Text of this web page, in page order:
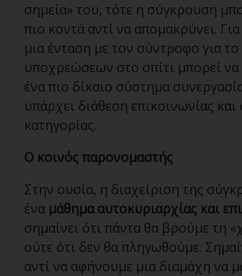
σημεία» του, τότε η σύγκρουση
πιο κοντά αντί να απομακρύνει.
μια ένταση με τον σύντροφο για
υποχρεώσεων στο σπίτι μπορεί να
ένα πιο δίκαιο σύστημα
υπάρχει διάθεση επικοινωνίας
κατηγορίας.
Ο κοινός παρονομαστής
Στην ουσία, η διαχείριση της
ένα μάθημα αυτοκυριαρχίας και
σημαίνει ότι πάντα θα βρούμε τη
ούτε ότι δεν θα πληγωθούμε.
αντί να αφήνουμε μια διαμάχη να